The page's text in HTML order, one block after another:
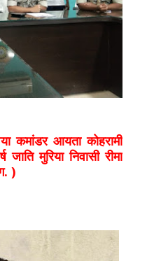
कमांडर आयता कोहरामी
जाति मुरिया निवासी रीमा
)